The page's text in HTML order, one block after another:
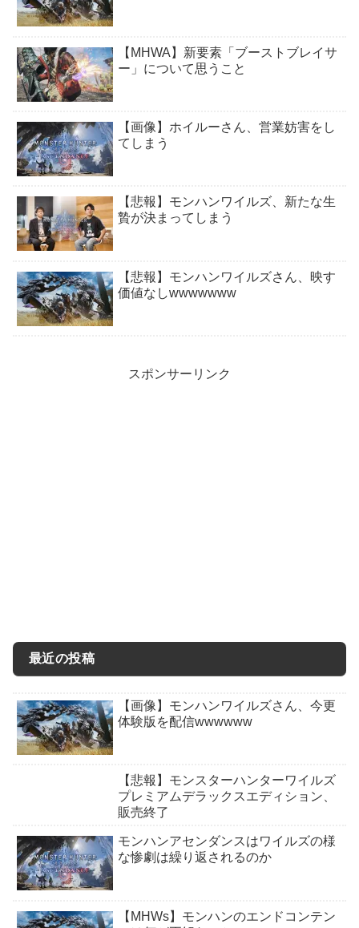
【MHWA】新要素「ブーストブレイサ
ー」について思うこと
【画像】ホイルーさん、営業妨害をし
てしまう
【悲報】モンハンワイルズ、新たな生
贄が決まってしまう
【悲報】モンハンワイルズさん、映す
価値なしwwwwwww
スポンサーリンク
最近の投稿
【画像】モンハンワイルズさん、今更
体験版を配信wwwwww
【悲報】モンスターハンターワイルズ
プレミアムデラックスエディション、
販売終了
モンハンアセンダンスはワイルズの様
な惨劇は繰り返されるのか
【MHWs】モンハンのエンドコンテン